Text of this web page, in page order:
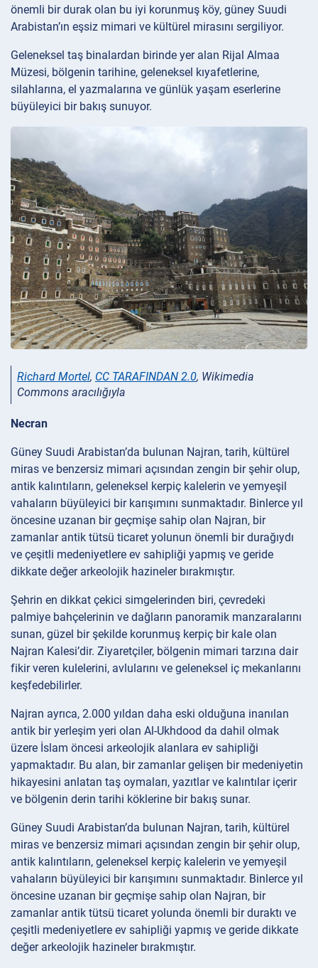
önemli bir durak olan bu iyi korunmuş köy, güney Suudi
Arabistan’ın eşsiz mimari ve kültürel mirasını sergiliyor.
Geleneksel taş binalardan birinde yer alan Rijal Almaa
Müzesi, bölgenin tarihine, geleneksel kıyafetlerine,
silahlarına, el yazmalarına ve günlük yaşam eserlerine
büyüleyici bir bakış sunuyor.
Richard Mortel, CC TARAFINDAN 2.0, Wikimedia
Commons aracılığıyla
Necran
Güney Suudi Arabistan’da bulunan Najran, tarih, kültürel
miras ve benzersiz mimari açısından zengin bir şehir olup,
antik kalıntıların, geleneksel kerpiç kalelerin ve yemyeşil
vahaların büyüleyici bir karışımını sunmaktadır. Binlerce yıl
öncesine uzanan bir geçmişe sahip olan Najran, bir
zamanlar antik tütsü ticaret yolunun önemli bir durağıydı
ve çeşitli medeniyetlere ev sahipliği yapmış ve geride
dikkate değer arkeolojik hazineler bırakmıştır.
Şehrin en dikkat çekici simgelerinden biri, çevredeki
palmiye bahçelerinin ve dağların panoramik manzaralarını
sunan, güzel bir şekilde korunmuş kerpiç bir kale olan
Najran Kalesi’dir. Ziyaretçiler, bölgenin mimari tarzına dair
fikir veren kulelerini, avlularını ve geleneksel iç mekanlarını
keşfedebilirler.
Najran ayrıca, 2.000 yıldan daha eski olduğuna inanılan
antik bir yerleşim yeri olan Al-Ukhdood da dahil olmak
üzere İslam öncesi arkeolojik alanlara ev sahipliği
yapmaktadır. Bu alan, bir zamanlar gelişen bir medeniyetin
hikayesini anlatan taş oymaları, yazıtlar ve kalıntılar içerir
ve bölgenin derin tarihi köklerine bir bakış sunar.
Güney Suudi Arabistan’da bulunan Najran, tarih, kültürel
miras ve benzersiz mimari açısından zengin bir şehir olup,
antik kalıntıların, geleneksel kerpiç kalelerin ve yemyeşil
vahaların büyüleyici bir karışımını sunmaktadır. Binlerce yıl
öncesine uzanan bir geçmişe sahip olan Najran, bir
zamanlar antik tütsü ticaret yolunda önemli bir duraktı ve
çeşitli medeniyetlere ev sahipliği yapmış ve geride dikkate
değer arkeolojik hazineler bırakmıştır.